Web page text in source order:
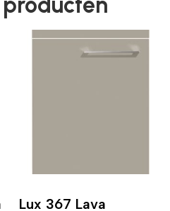
Lux 367 Lava